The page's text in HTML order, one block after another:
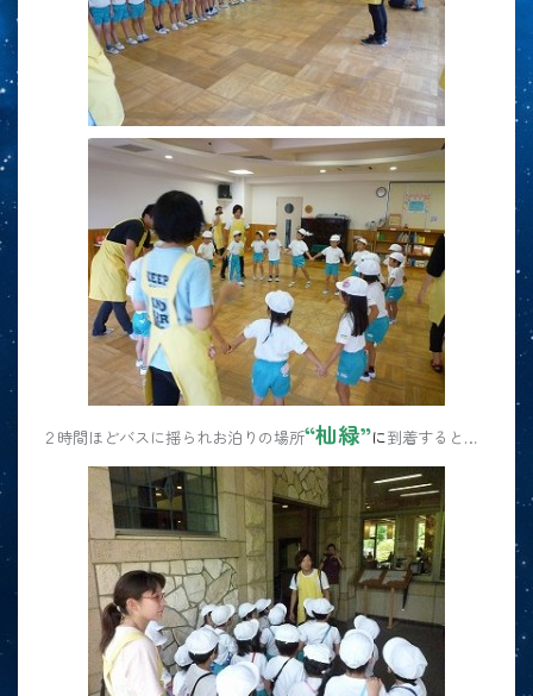
２時間ほどバスに揺られお泊りの場所“杣緑”に到着すると…